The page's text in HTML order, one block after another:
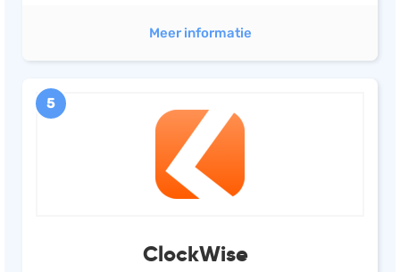
Meer informatie
5
ClockWise